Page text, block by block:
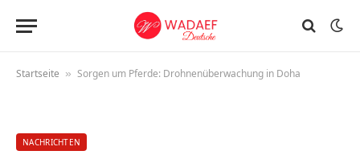
Startseite » Sorgen um Pferde: Drohnenüberwachung in Doha
NACHRICHTEN